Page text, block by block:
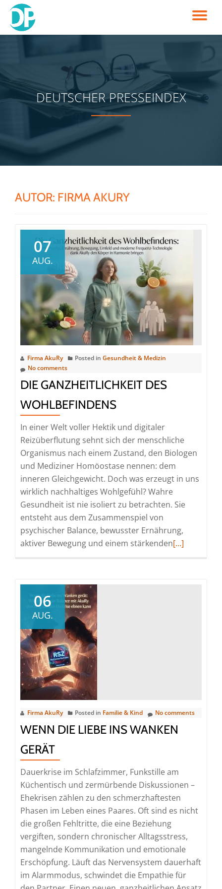
Skip
to
DEUTSCHER PRESSEINDEX
AUTOR: FIRMA AKURY
07
AUG.
Firma AkuRy Posted in Gesundheit & Medizin
No comments
DIE GANZHEITLICHKEIT DES
WOHLBEFINDENS
In einer Welt voller Hektik und digitaler
Reizüberflutung sehnt sich der menschliche
Organismus nach einem Zustand, den Biologen
und Mediziner Homöostase nennen: dem
inneren Gleichgewicht. Doch was erzeugt in uns
wirklich nachhaltiges Wohlgefühl? Wahre
Gesundheit ist nie isoliert zu betrachten. Sie
entsteht aus dem Zusammenspiel von
psychischer Balance, bewusster Ernährung,
aktiver Bewegung und einem stärkendenRead
[…]
06
AUG.
Firma AkuRy Posted in Familie & Kind No comments
WENN DIE LIEBE INS WANKEN
GERÄT
Dauerkrise im Schlafzimmer, Funkstille am
Küchentisch und zermürbende Diskussionen –
Ehekrisen zählen zu den schmerzhaftesten
Phasen im Leben eines Paares. Oft sind es nicht
die großen Fehltritte, die eine Beziehung
vergiften, sondern chronischer Alltagsstress,
mangelnde Kommunikation und emotionale
Erschöpfung. Läuft das Nervensystem dauerhaft
im Alarmmodus, schwindet die Empathie für